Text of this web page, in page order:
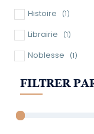
Histoire (1)
Librairie (1)
Noblesse (1)
FILTRER